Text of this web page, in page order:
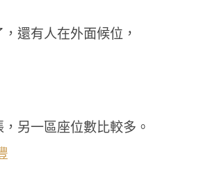
還有人在外面候位，
另一區座位數比較多。